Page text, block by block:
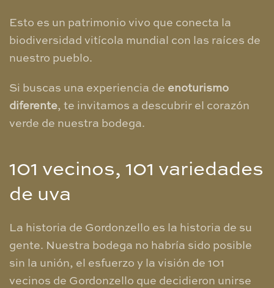
​Esto es un patrimonio vivo que conecta la
biodiversidad vitícola mundial con las raíces de
nuestro pueblo.
Si buscas una experiencia de enoturismo
diferente, te invitamos a descubrir el corazón
verde de nuestra bodega.
​101 vecinos, 101 variedades
de uva
​La historia de Gordonzello es la historia de su
gente. Nuestra bodega no habría sido posible
sin la unión, el esfuerzo y la visión de 101
vecinos de Gordonzello que decidieron unirse